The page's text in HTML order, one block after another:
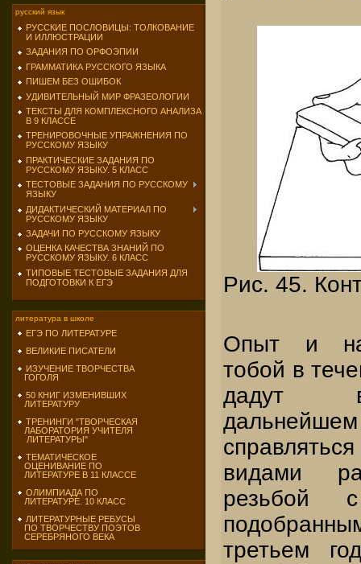
русский язык
РУССКИЕ ПОСЛОВИЦЫ: ТОЛКОВАНИЕ
И ИЛЛЮСТРАЦИИ
ЗАДАНИЯ ПО ОРФОЭПИИ
ГРАММАТИКА РУССКОГО ЯЗЫКА
ПИШЕМ БЕЗ ОШИБОК
УДИВИТЕЛЬНЫЙ МИР ФРАЗЕОЛОГИИ
ТЕКСТЫ ДЛЯ КОМПЛЕКСНОГО АНАЛИЗА
В 9 КЛАССЕ
ТРЕНИРОВОЧНЫЕ УПРАЖНЕНИЯ ПО
РУССКОМУ ЯЗЫКУ
ПРАКТИЧЕСКИЕ ЗАДАНИЯ ПО
РУССКОМУ ЯЗЫКУ. 5 КЛАСС
ТЕСТОВЫЕ ЗАДАНИЯ ПО РУССКОМУ
ЯЗЫКУ
ДИДАКТИЧЕСКИЙ МАТЕРИАЛ ПО
РУССКОМУ ЯЗЫКУ
ЗАДАЧИ ПО РУССКОМУ ЯЗЫКУ
ОЦЕНКА КАЧЕСТВА ЗНАНИЙ ПО
РУССКОМУ ЯЗЫКУ. 6 КЛАСС
ТИПОВЫЕ ТЕСТОВЫЕ ЗАДАНИЯ ДЛЯ
ПОДГОТОВКИ К ЕГЭ
литература в школе
ЕГЭ ПО ЛИТЕРАТУРЕ
ВЕЛИКИЕ ПИСАТЕЛИ
ИЗУЧЕНИЕ ТВОРЧЕСТВА
ГОГОЛЯ
50 КНИГ ИЗМЕНИВШИХ
ЛИТЕРАТУРУ
ТРЕНИНГИ "ТВОРЧЕСКАЯ
ЛАБОРАТОРИЯ УЧИТЕЛЯ
ЛИТЕРАТУРЫ"
ТЕМАТИЧЕСКОЕ
ОЦЕНИВАНИЕ ПО
ЛИТЕРАТУРЕ В 11 КЛАССЕ
ОЛИМПИАДА ПО
ЛИТЕРАТУРЕ. 10 КЛАСС
ЛИТЕРАТУРНЫЕ РЕБУСЫ
ПО ТВОРЧЕСТВУ ПОЭТОВ
СЕРЕБРЯНОГО ВЕКА
Рис. 45.
Опыт и
тобой в
дадут
видами
резьбой
третьем